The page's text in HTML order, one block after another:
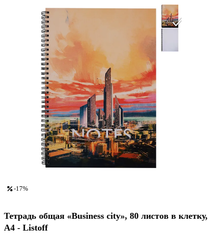
-17%
Тетрадь общая «Business city», 80 листов в клетку,
А4 - Listoff